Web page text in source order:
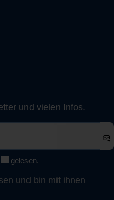
und vielen Infos.
gelesen.
und bin mit ihnen